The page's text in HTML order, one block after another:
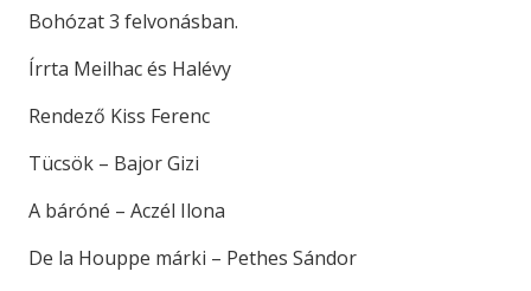
Bohózat 3 felvonásban.
Írrta Meilhac és Halévy
Rendező Kiss Ferenc
Tücsök – Bajor Gizi
A báróné – Aczél Ilona
De la Houppe márki – Pethes Sándor